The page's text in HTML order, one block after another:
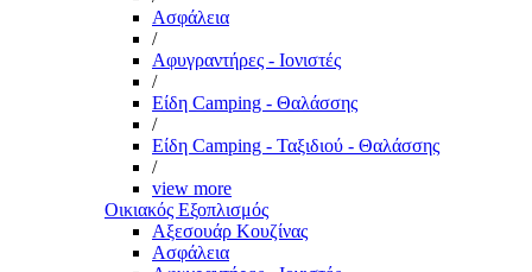
Ασφάλεια
/
Αφυγραντήρες - Ιονιστές
/
Είδη Camping - Θαλάσσης
/
Είδη Camping - Ταξιδιού - Θαλάσσης
/
view more
Οικιακός Εξοπλισμός
Αξεσουάρ Κουζίνας
Ασφάλεια